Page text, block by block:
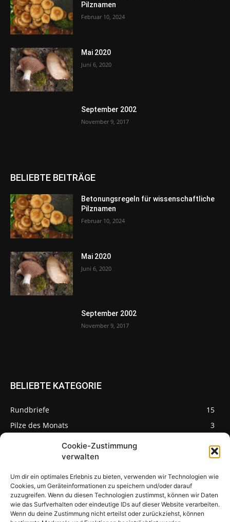
Cookie-Zustimmung
verwalten
Um dir ein optimales Erlebnis zu bieten, verwenden wir Technologien wie
Cookies, um Geräteinformationen zu speichern und/oder darauf
zuzugreifen. Wenn du diesen Technologien zustimmst, können wir Daten
wie das Surfverhalten oder eindeutige IDs auf dieser Website verarbeiten.
Wenn du deine Zustimmung nicht erteilst oder zurückziehst, können
Pilznamen
Februar 10, 2024
Mai 2020
Juni 6, 2020
September 2002
November 9, 2017
BELIEBTE BEITRÄGE
Betonungsregeln für wissenschaftliche
Pilznamen
Februar 10, 2024
Mai 2020
Juni 6, 2020
September 2002
November 9, 2017
BELIEBTE KATEGORIE
Rundbriefe
15
Pilze des Monats
3
Pilzseite
Seltene Pilze aus
Mainfranken und
Deutschland